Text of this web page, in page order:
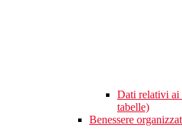
Dati relativi ai
tabelle)
Benessere